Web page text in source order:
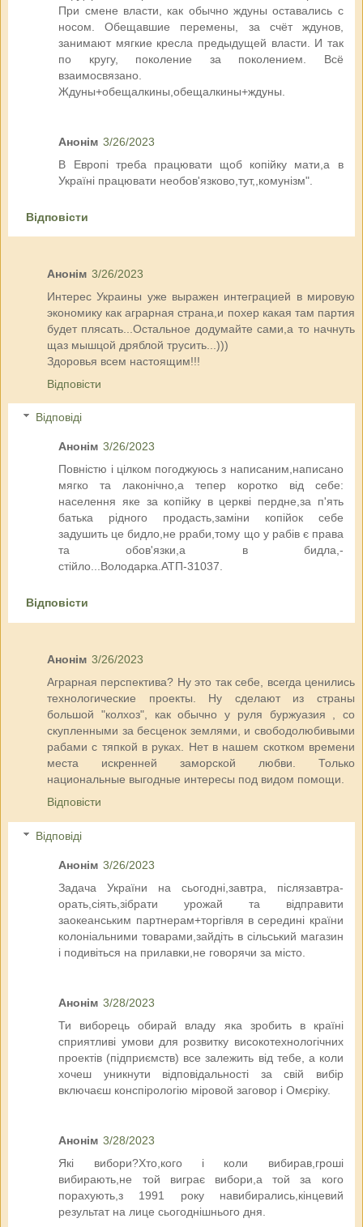
При смене власти, как обычно ждуны оставались с
носом. Обещавшие перемены, за счёт ждунов,
занимают мягкие кресла предыдущей власти. И так
по кругу, поколение за поколением. Всё
взаимосвязано.
Ждуны+обещалкины,обещалкины+ждуны.
Анонім 3/26/2023
В Европі треба працювати щоб копійку мати,а в
Україні працювати необов'язково,тут,,комунізм".
Відповісти
Анонім 3/26/2023
Интерес Украины уже выражен интеграцией в мировую
экономику как аграрная страна,и похер какая там партия
будет плясать...Остальное додумайте сами,а то начнуть
щаз мышцой дряблой трусить...)))
Здоровья всем настоящим!!!
Відповісти
Відповіді
Анонім 3/26/2023
Повністю і цілком погоджуюсь з написаним,написано
мягко та лаконічно,а тепер коротко від себе:
населення яке за копійку в церкві пердне,за п'ять
батька рідного продасть,заміни копійок себе
задушить це бидло,не рраби,тому що у рабів є права
та обов'язки,а в бидла,-
стійло...Володарка.АТП-31037.
Відповісти
Анонім 3/26/2023
Аграрная перспектива? Ну это так себе, всегда ценились
технологические проекты. Ну сделают из страны
большой "колхоз", как обычно у руля буржуазия , со
скупленными за бесценок землями, и свободолюбивыми
рабами с тяпкой в руках. Нет в нашем скотком времени
места искренней заморской любви. Только
национальные выгодные интересы под видом помощи.
Відповісти
Відповіді
Анонім 3/26/2023
Задача України на сьогодні,завтра, післязавтра-
орать,сіять,зібрати урожай та відправити
заокеанським партнерам+торгівля в середині країни
колоніальними товарами,зайдіть в сільський магазин
і подивіться на прилавки,не говорячи за місто.
Анонім 3/28/2023
Ти виборець обирай владу яка зробить в країні
сприятливі умови для розвитку високотехнологічних
проектів (підприємств) все залежить від тебе, а коли
хочеш уникнути відповідальності за свій вибір
включаєш конспірологію міровой заговор і Омєріку.
Анонім 3/28/2023
Які вибори?Хто,кого і коли вибирав,гроші
вибирають,не той виграє вибори,а той за кого
порахують,з 1991 року навибирались,кінцевий
результат на лице сьогоднішнього дня.